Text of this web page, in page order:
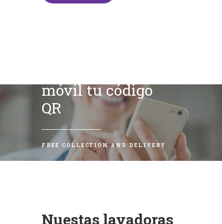
móvil tu código
QR
FREE COLLECTION AND DELIVERY
Nuestas lavadoras